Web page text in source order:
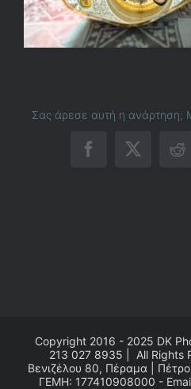
Σας άρεσε αυτή η ανάρτηση;
Facebook
X
Copyright 2016 - 2025 DK
213 027 8935 | All Rights
Βενιζέλου 80, Πέραμα |
ΓΕΜΗ: 177410908000 -